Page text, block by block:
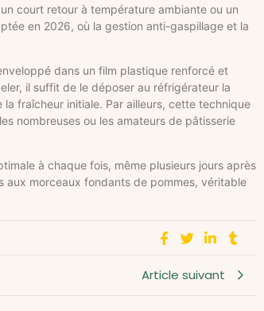
court retour à température ambiante ou un
en 2026, où la gestion anti-gaspillage et la
dans un film plastique renforcé et
il suffit de le déposer au réfrigérateur la
fraîcheur initiale. Par ailleurs, cette technique
nombreuses ou les amateurs de pâtisserie
à chaque fois, même plusieurs jours après
aux morceaux fondants de pommes, véritable
Article suivant